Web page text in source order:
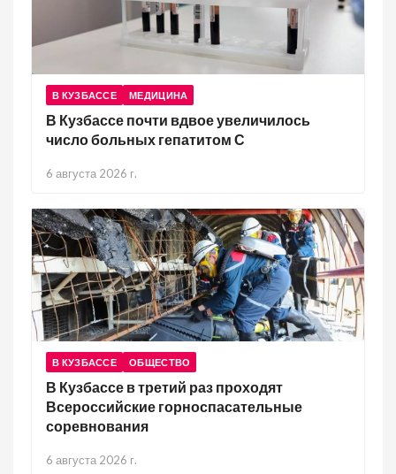
В КУЗБАССЕ МЕДИЦИНА
В Кузбассе почти вдвое увеличилось
число больных гепатитом С
6 августа 2026 г.
В КУЗБАССЕ ОБЩЕСТВО
В Кузбассе в третий раз проходят
Всероссийские горноспасательные
соревнования
6 августа 2026 г.